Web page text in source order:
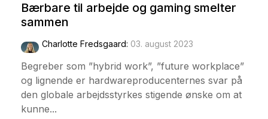
Bærbare til arbejde og gaming smelter
sammen
Charlotte Fredsgaard: 03. august 2023
Begreber som ”hybrid work”, ”future workplace”
og lignende er hardwareproducenternes svar på
den globale arbejdsstyrkes stigende ønske om at
kunne...